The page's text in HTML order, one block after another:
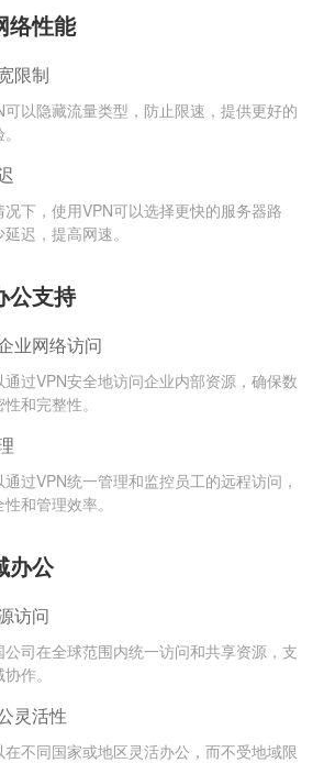
络性能
限制
可以隐藏流量类型，防止限速，提供更好的
况下，使用VPN可以选择更快的服务器路
迟，提高网速。
公支持
业网络访问
通过VPN安全地访问企业内部资源，确保数
和完整性。
过VPN统一管理和监控员工的远程访问，
和管理效率。
办公
访问
公司在全球范围内统一访问和共享资源，支
作。
灵活性
在不同国家或地区灵活办公，而不受地域限